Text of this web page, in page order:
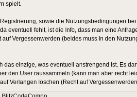
spielt.
sowie die Nutzungsbedingungen
eventuell fehlt, ist die Info, dass man eine
auf Vergessenwerden (beides muss in den
das einzige, was eventuell anstrengend ist. Es
den User raussammeln (kann man aber recht
Verlangen löschen (Recht auf